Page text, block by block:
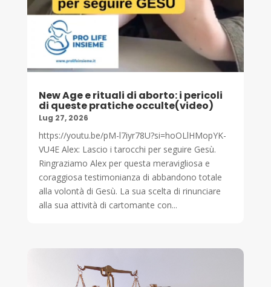
New Age e rituali di aborto: i pericoli
di queste pratiche occulte(video)
Lug 27, 2026
https://youtu.be/pM-l7iyr78U?si=hoOLlHMopYK-
VU4E Alex: Lascio i tarocchi per seguire Gesù.
Ringraziamo Alex per questa meravigliosa e
coraggiosa testimonianza di abbandono totale
alla volontà di Gesù. La sua scelta di rinunciare
alla sua attività di cartomante con...